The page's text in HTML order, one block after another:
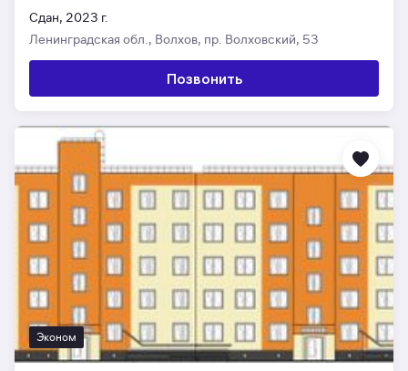
Сдан, 2023 г.
Ленинградская обл., Волхов, пр. Волховский, 53
Позвонить
Эконом